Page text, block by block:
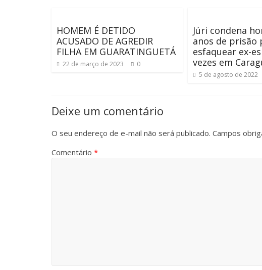
HOMEM É DETIDO
ACUSADO DE AGREDIR
FILHA EM GUARATINGUETÁ
22 de março de 2023 0
Júri condena
anos de prisão
esfaquear ex-
vezes em
5 de agosto de 2022
Deixe um comentário
O seu endereço de e-mail não será publicado. Campos
Comentário *